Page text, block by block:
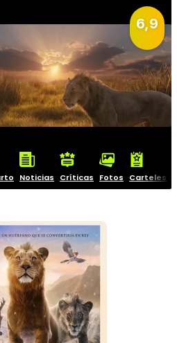
6,9
Noticias Críticas Fotos Carteles